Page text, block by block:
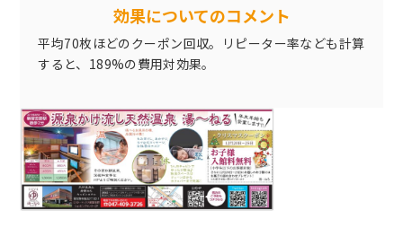
効果についてのコメント
平均70枚ほどのクーポン回収。リピーター率なども計算
すると、189%の費用対効果。